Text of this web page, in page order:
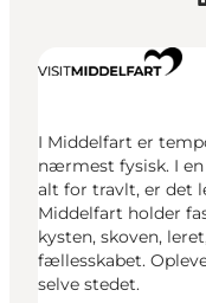
I Middelfart er
nærmest fysisk. I
alt for travlt, er det
Middelfart holder
kysten, skoven,
fællesskabet.
selve stedet.